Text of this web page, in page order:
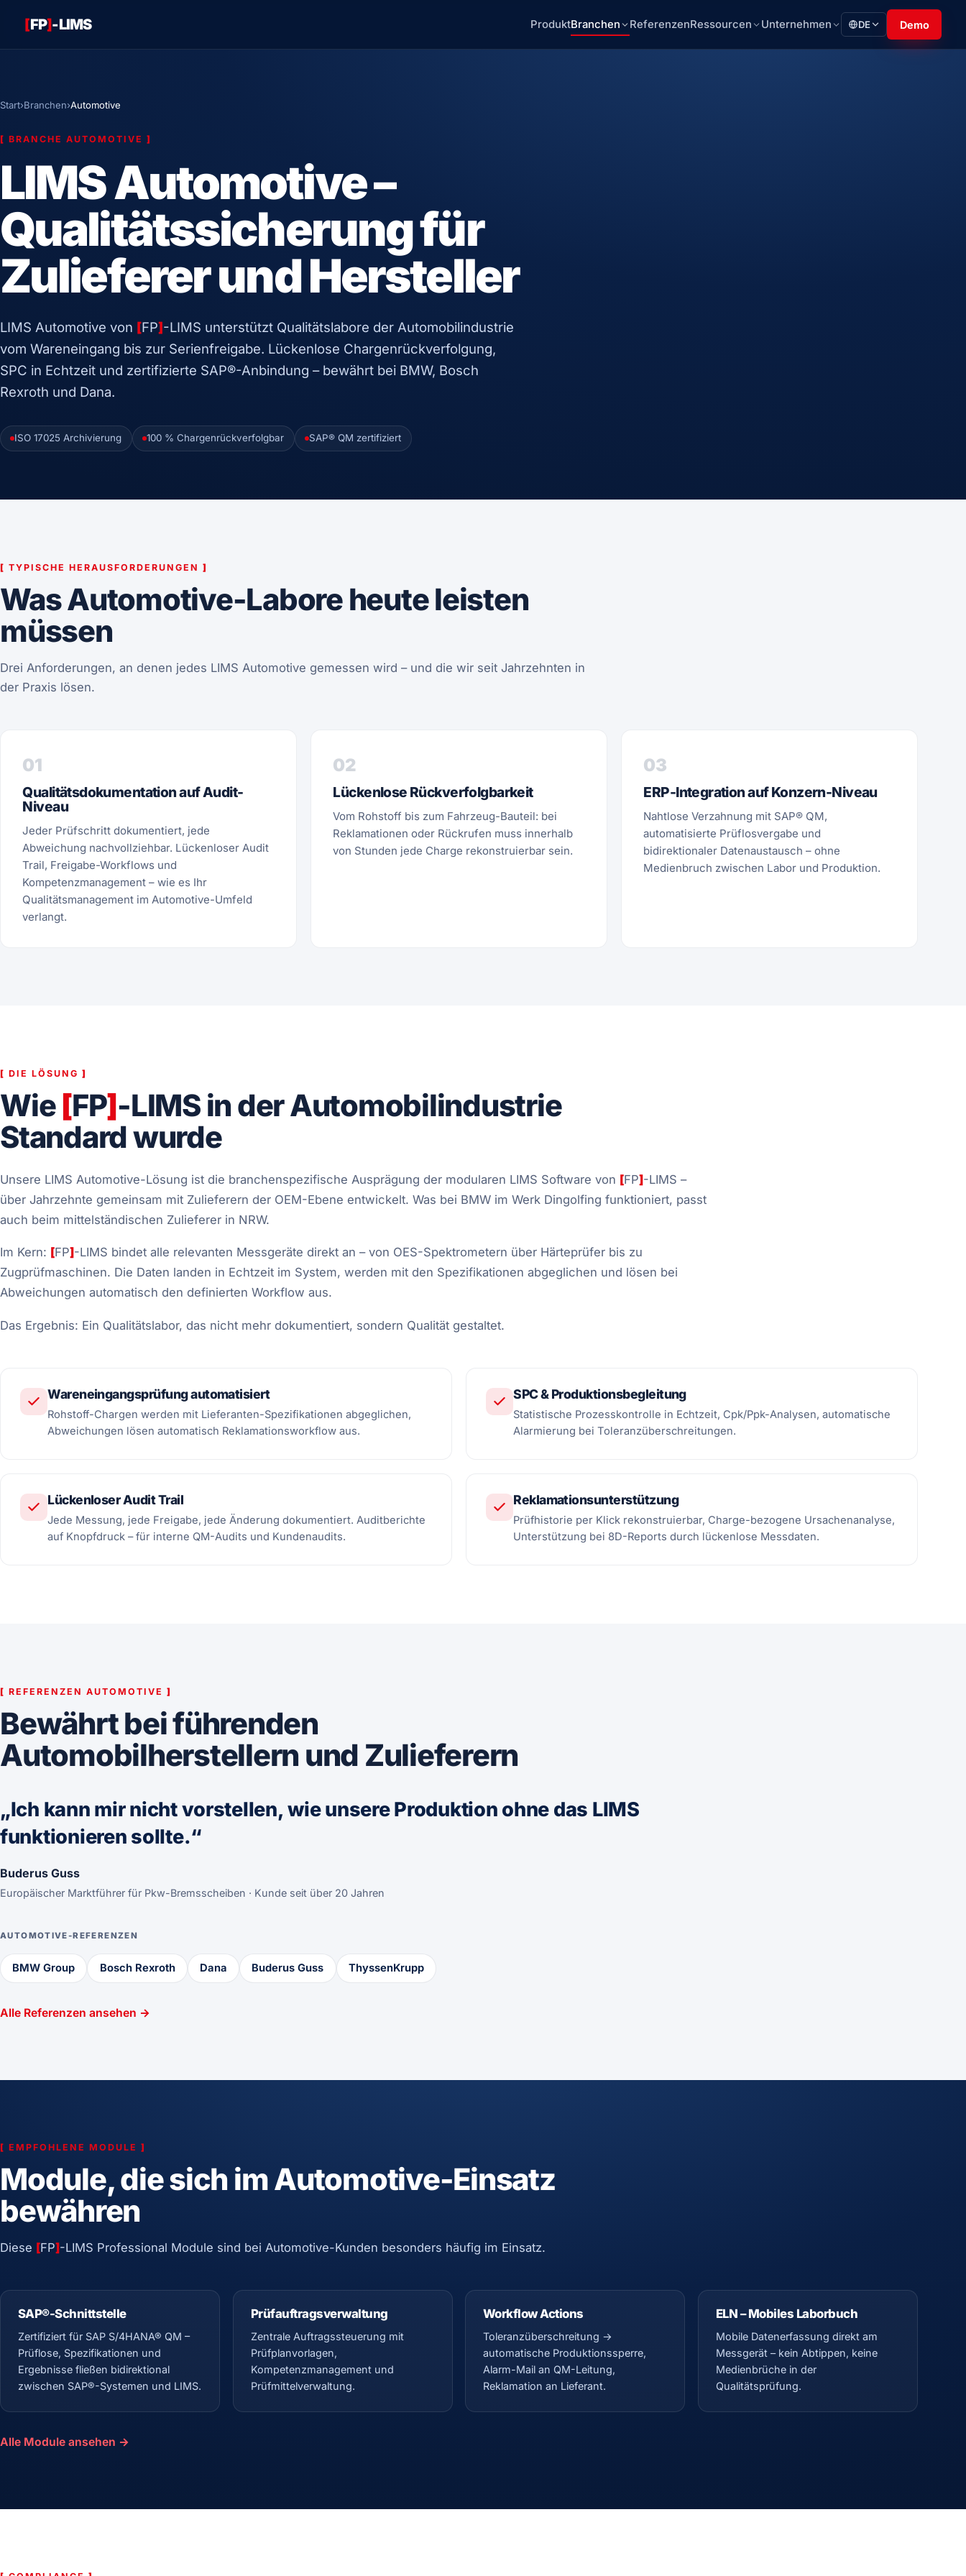
[FP]-LIMS ProduktBranchen ReferenzenRessourcen Unternehmen DE Demo
Start›Branchen›Automotive
[ BRANCHE AUTOMOTIVE ]
LIMS Automotive –
Qualitätssicherung für
Zulieferer und Hersteller
LIMS Automotive von [FP]-LIMS unterstützt Qualitätslabore der Automobilindustrie
vom Wareneingang bis zur Serienfreigabe. Lückenlose Chargenrückverfolgung,
SPC in Echtzeit und zertifizierte SAP®-Anbindung – bewährt bei BMW, Bosch
Rexroth und Dana.
ISO 17025 Archivierung 100 % Chargenrückverfolgbar SAP® QM zertifiziert
[ TYPISCHE HERAUSFORDERUNGEN ]
Was Automotive-Labore heute leisten
müssen
Drei Anforderungen, an denen jedes LIMS Automotive gemessen wird – und die wir seit Jahrzehnten in
der Praxis lösen.
01
Qualitätsdokumentation auf Audit-
Niveau
Jeder Prüfschritt dokumentiert, jede
Abweichung nachvollziehbar. Lückenloser Audit
Trail, Freigabe-Workflows und
Kompetenzmanagement – wie es Ihr
Qualitätsmanagement im Automotive-Umfeld
verlangt.
02
Lückenlose Rückverfolgbarkeit
Vom Rohstoff bis zum Fahrzeug-Bauteil: bei
Reklamationen oder Rückrufen muss innerhalb
von Stunden jede Charge rekonstruierbar sein.
03
ERP-Integration auf Konzern-Niveau
Nahtlose Verzahnung mit SAP® QM,
automatisierte Prüflosvergabe und
bidirektionaler Datenaustausch – ohne
Medienbruch zwischen Labor und Produktion.
[ DIE LÖSUNG ]
Wie [FP]-LIMS in der Automobilindustrie
Standard wurde
Unsere LIMS Automotive-Lösung ist die branchenspezifische Ausprägung der modularen LIMS Software von [FP]-LIMS –
über Jahrzehnte gemeinsam mit Zulieferern der OEM-Ebene entwickelt. Was bei BMW im Werk Dingolfing funktioniert, passt
auch beim mittelständischen Zulieferer in NRW.
Im Kern: [FP]-LIMS bindet alle relevanten Messgeräte direkt an – von OES-Spektrometern über Härteprüfer bis zu
Zugprüfmaschinen. Die Daten landen in Echtzeit im System, werden mit den Spezifikationen abgeglichen und lösen bei
Abweichungen automatisch den definierten Workflow aus.
Das Ergebnis: Ein Qualitätslabor, das nicht mehr dokumentiert, sondern Qualität gestaltet.
Wareneingangsprüfung automatisiert
Rohstoff-Chargen werden mit Lieferanten-Spezifikationen abgeglichen,
Abweichungen lösen automatisch Reklamationsworkflow aus.
SPC & Produktionsbegleitung
Statistische Prozesskontrolle in Echtzeit, Cpk/Ppk-Analysen, automatische
Alarmierung bei Toleranzüberschreitungen.
Lückenloser Audit Trail
Jede Messung, jede Freigabe, jede Änderung dokumentiert. Auditberichte
auf Knopfdruck – für interne QM-Audits und Kundenaudits.
Reklamationsunterstützung
Prüfhistorie per Klick rekonstruierbar, Charge-bezogene Ursachenanalyse,
Unterstützung bei 8D-Reports durch lückenlose Messdaten.
[ REFERENZEN AUTOMOTIVE ]
Bewährt bei führenden
Automobilherstellern und Zulieferern
„Ich kann mir nicht vorstellen, wie unsere Produktion ohne das LIMS
funktionieren sollte.“
Buderus Guss
Europäischer Marktführer für Pkw-Bremsscheiben · Kunde seit über 20 Jahren
AUTOMOTIVE-REFERENZEN
BMW Group Bosch Rexroth Dana Buderus Guss ThyssenKrupp
Alle Referenzen ansehen →
[ EMPFOHLENE MODULE ]
Module, die sich im Automotive-Einsatz
bewähren
Diese [FP]-LIMS Professional Module sind bei Automotive-Kunden besonders häufig im Einsatz.
SAP®-Schnittstelle
Zertifiziert für SAP S/4HANA® QM –
Prüflose, Spezifikationen und
Ergebnisse fließen bidirektional
zwischen SAP®-Systemen und LIMS.
Prüfauftragsverwaltung
Zentrale Auftragssteuerung mit
Prüfplanvorlagen,
Kompetenzmanagement und
Prüfmittelverwaltung.
Workflow Actions
Toleranzüberschreitung →
automatische Produktionssperre,
Alarm-Mail an QM-Leitung,
Reklamation an Lieferant.
ELN – Mobiles Laborbuch
Mobile Datenerfassung direkt am
Messgerät – kein Abtippen, keine
Medienbrüche in der
Qualitätsprüfung.
Alle Module ansehen →